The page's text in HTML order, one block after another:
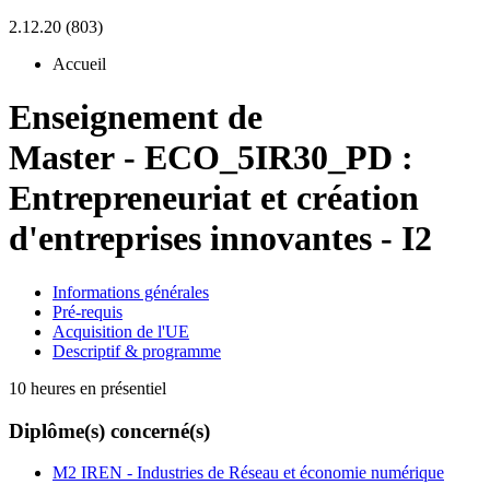
2.12.20 (803)
Accueil
Enseignement de
Master - ECO_5IR30_PD :
Entrepreneuriat et création
d'entreprises innovantes - I2
Informations générales
Pré-requis
Acquisition de l'UE
Descriptif & programme
10 heures en présentiel
Diplôme(s) concerné(s)
M2 IREN - Industries de Réseau et économie numérique